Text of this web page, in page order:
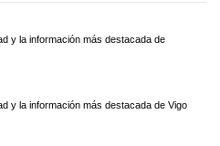
y la información más destacada de
y la información más destacada de Vigo